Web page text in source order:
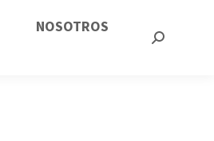
NOSOTROS